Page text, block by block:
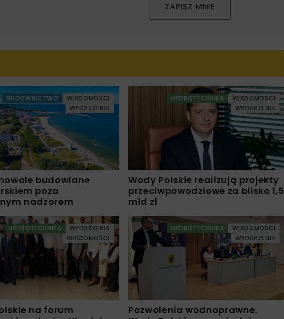
ZAPISZ MNIE
BUDOWNICTWO
WIADOMOŚCI
WYDARZENIA
budowlane
poza
nadzorem
HYDROTECHNIKA
WIADOMOŚCI
WYDARZENIA
Wody Polskie realizują projekty
przeciwpowodziowe za blisko 1,5
mld zł
HYDROTECHNIKA
WYDARZENIA
WIADOMOŚCI
na forum
HYDROTECHNIKA
WIADOMOŚCI
WYDARZENIA
Pozwolenia wodnoprawne.